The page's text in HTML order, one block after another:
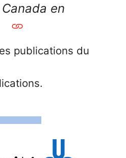
en
publications du